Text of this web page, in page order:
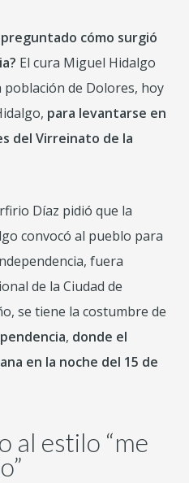
cómo surgió
El cura Miguel Hidalgo
de Dolores, hoy
para levantarse en
del Virreinato de la
Díaz pidió que la
convocó al pueblo para
fuera
de la Ciudad de
se tiene la costumbre de
, donde el
en la noche del 15 de
al estilo “me